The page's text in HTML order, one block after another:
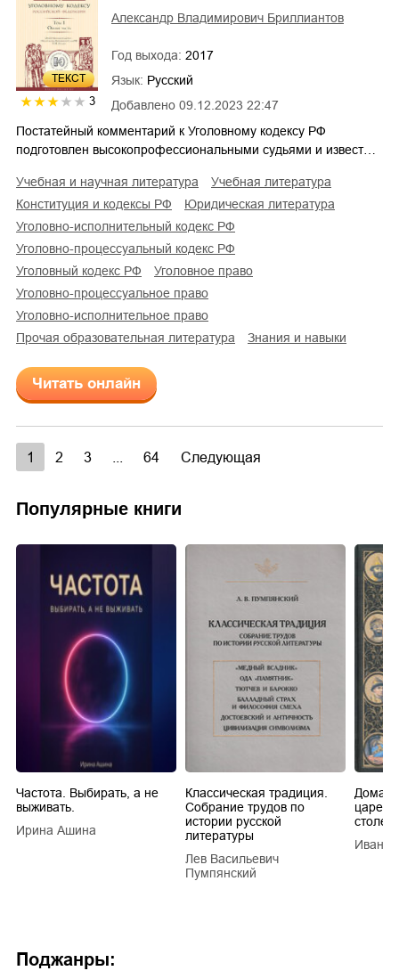
Поджанры:
ТЕКСТ
3 Добавлено 09.12.2023 22:47
Александр Владимирович Бриллиантов
Год выхода: 2017
Язык: Русский
Постатейный комментарий к Уголовному кодексу РФ
подготовлен высокопрофессиональными судьями и извест…
учебная и научная литература
учебная литература
конституция и кодексы РФ
юридическая литература
уголовно-исполнительный кодекс РФ
уголовно-процессуальный кодекс РФ
уголовный кодекс РФ
уголовное право
уголовно-процессуальное право
уголовно-исполнительное право
прочая образовательная литература
знания и навыки
Читать онлайн
1 2 3 64 Следующая
Популярные книги
Частота. Выбирать, а не
выживать.
Ирина Ашина
Классическая традиция.
Собрание трудов по
истории русской
литературы
Лев Васильевич
Пумпянский
царей
Иван